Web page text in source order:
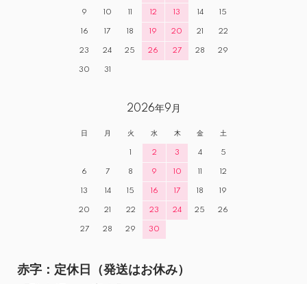
9 10 11 12 13 14 15
16 17 18 19 20 21 22
23 24 25 26 27 28 29
30 31
2026年9月
日 月 火 水 木 金 土
1 2 3 4 5
6 7 8 9 10 11 12
13 14 15 16 17 18 19
20 21 22 23 24 25 26
27 28 29 30
赤字：定休日（発送はお休み）